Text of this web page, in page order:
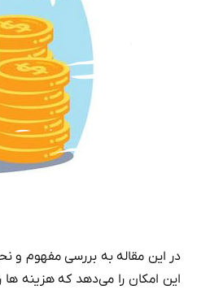
در این مقاله به بررسی مفهوم و
این امکان را می‌دهد که هزینه‌